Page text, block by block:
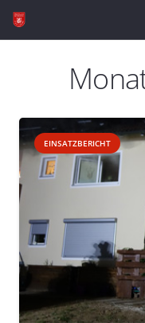
EINSATZBERICHT